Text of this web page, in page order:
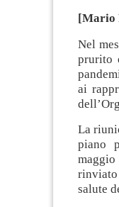
[Mario
Nel
prurito
ai
La
piano
rinviato
salute